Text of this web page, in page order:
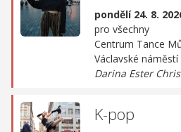
pondělí 24. 8.
pro všechny
Centrum Tance
Václavské náměstí
Darina Ester
K-pop